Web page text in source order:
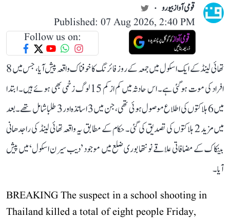
قومی آواز بیورو
Published: 07 Aug 2026, 2:40 PM
Follow us on:
تھائی لینڈ کے ایک اسکول میں جمعہ کے روز فائرنگ کا خوفناک واقعہ پیش آیا، جس میں 8
افراد کی موت ہو گئی ہے۔ اس حادثہ میں کم از کم 15 لوگ زخمی بھی ہوئے ہیں۔ ابتدا
میں 6 ہلاکتوں کی اطلاع موصول ہوئی تھی، جن میں 3 اساتذہ اور 3 طلبا شامل تھے۔ بعد
میں مزید 2 ہلاکتوں کی تصدیق کی گئی۔ حکام کے مطابق یہ واقعہ تھائی لینڈ کی راجدھانی
بینکاک کے مضافاتی علاقے نونتھابوری ضلع میں موجود ’دیب سیرن اسکول‘ میں پیش
آیا۔
BREAKING The suspect in a school shooting in
Thailand killed a total of eight people Friday,